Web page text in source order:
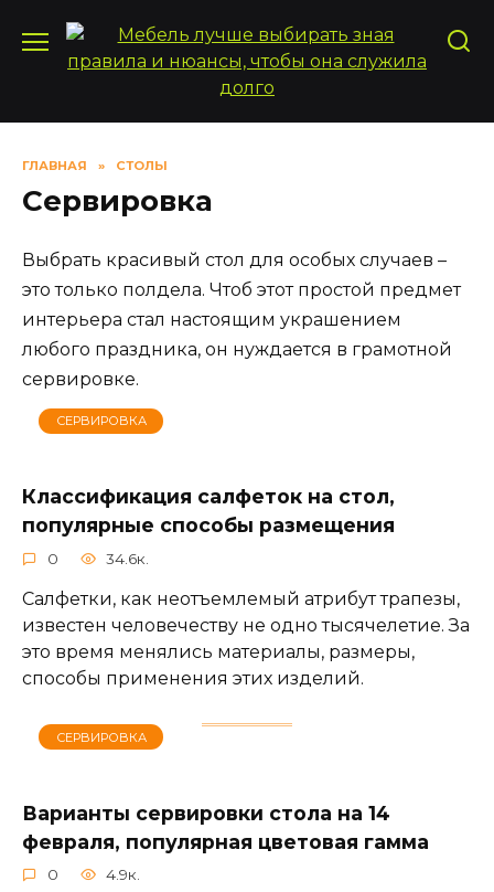
содержанию
ГЛАВНАЯ » СТОЛЫ
Сервировка
Выбрать красивый стол для особых случаев –
это только полдела. Чтоб этот простой предмет
интерьера стал настоящим украшением
любого праздника, он нуждается в грамотной
сервировке.
СЕРВИРОВКА
Классификация салфеток на стол,
популярные способы размещения
0 34.6к.
Салфетки, как неотъемлемый атрибут трапезы,
известен человечеству не одно тысячелетие. За
это время менялись материалы, размеры,
способы применения этих изделий.
СЕРВИРОВКА
Варианты сервировки стола на 14
февраля, популярная цветовая гамма
0 4.9к.